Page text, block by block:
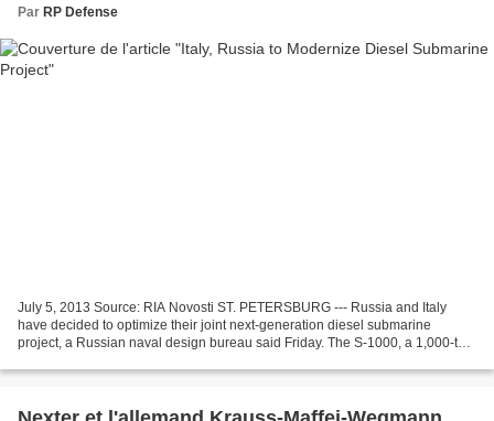
Par RP Defense
July 5, 2013 Source: RIA Novosti ST. PETERSBURG --- Russia and Italy
have decided to optimize their joint next-generation diesel submarine
project, a Russian naval design bureau said Friday. The S-1000, a 1,000-ton